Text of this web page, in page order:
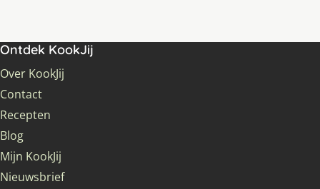
Ontdek KookJij
Over KookJij
Contact
Recepten
Blog
Mijn KookJij
Nieuwsbrief